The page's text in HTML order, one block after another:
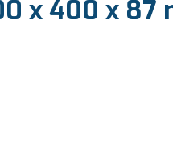
x 400 x 87